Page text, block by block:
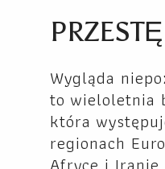
Wygląda
to wieloletnia
która
regionach